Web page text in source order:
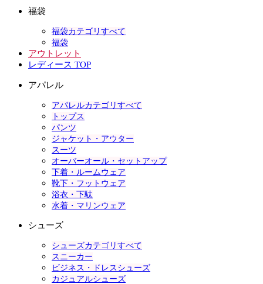
福袋
福袋カテゴリすべて
福袋
アウトレット
レディース TOP
アパレル
アパレルカテゴリすべて
トップス
パンツ
ジャケット・アウター
スーツ
オーバーオール・セットアップ
下着・ルームウェア
靴下・フットウェア
浴衣・下駄
水着・マリンウェア
シューズ
シューズカテゴリすべて
スニーカー
ビジネス・ドレスシューズ
カジュアルシューズ